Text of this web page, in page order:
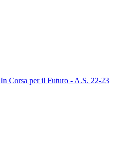
In Corsa per il Futuro - A.S. 22-23